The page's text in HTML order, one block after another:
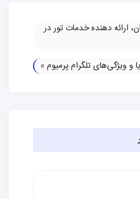
ارائه دهنده خدمات تور در
و ویژگی‌های تلگرام پرمیوم»